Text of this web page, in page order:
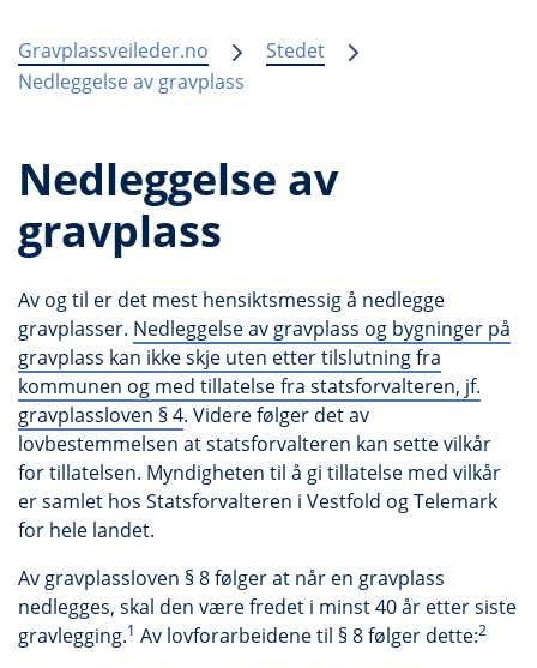
Gravplassveileder.no
Stedet
Nedleggelse av gravplass
Nedleggelse av
gravplass
Av og til er det mest hensiktsmessig å nedlegge
gravplasser. Nedleggelse av gravplass og bygninger på
gravplass kan ikke skje uten etter tilslutning fra
kommunen og med tillatelse fra statsforvalteren, jf.
gravplassloven § 4. Videre følger det av
lovbestemmelsen at statsforvalteren kan sette vilkår
for tillatelsen. Myndigheten til å gi tillatelse med vilkår
er samlet hos Statsforvalteren i Vestfold og Telemark
for hele landet.
Av gravplassloven § 8 følger at når en gravplass
nedlegges, skal den være fredet i minst 40 år etter siste
gravlegging.1 Av lovforarbeidene til § 8 følger dette:2